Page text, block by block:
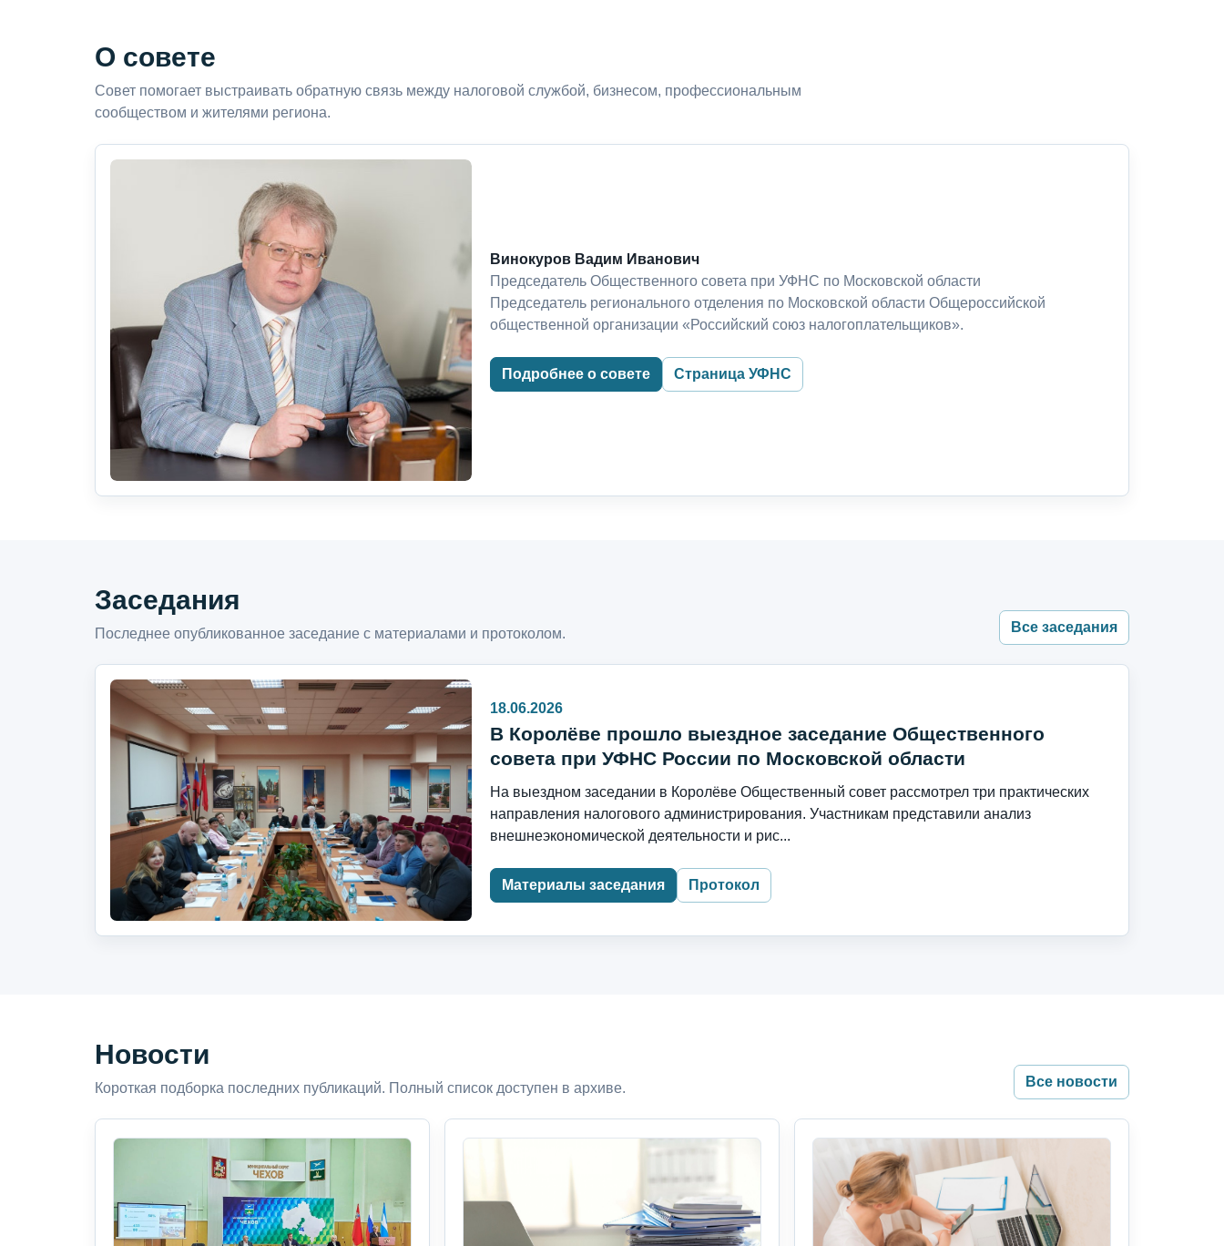
О совете
Совет помогает выстраивать обратную связь между налоговой службой, бизнесом, профессиональным
сообществом и жителями региона.
Винокуров Вадим Иванович
Председатель Общественного совета при УФНС по Московской области
Председатель регионального отделения по Московской области Общероссийской
общественной организации «Российский союз налогоплательщиков».
Подробнее о совете Страница УФНС
Заседания
Последнее опубликованное заседание с материалами и протоколом. Все заседания
18.06.2026
В Королёве прошло выездное заседание Общественного
совета при УФНС России по Московской области
На выездном заседании в Королёве Общественный совет рассмотрел три практических
направления налогового администрирования. Участникам представили анализ
внешнеэкономической деятельности и рис...
Материалы заседания Протокол
Новости
Короткая подборка последних публикаций. Полный список доступен в архиве. Все новости